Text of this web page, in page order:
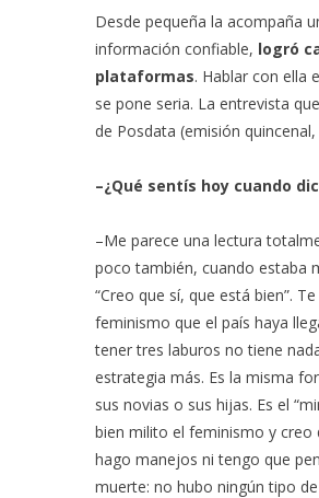
Desde pequeña la acompaña
información confiable, logró
plataformas. Hablar con ella
se pone seria. La entrevista
de Posdata (emisión
–¿Qué sentís hoy cuando
–Me parece una lectura
poco también, cuando estaba
“Creo que sí, que está bien”.
feminismo que el país haya
tener tres laburos no tiene
estrategia más. Es la misma
sus novias o sus hijas. Es el
bien milito el feminismo y
hago manejos ni tengo que
muerte: no hubo ningún tipo